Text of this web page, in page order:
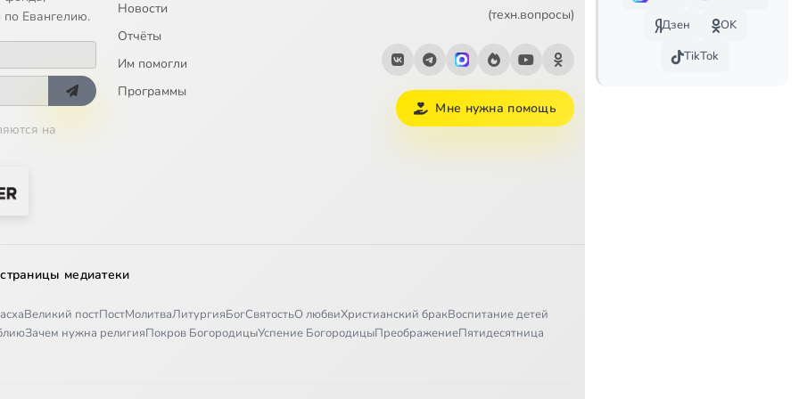
тем страшнее суд 1:51
1:57
1:09
молитвы, хвала и благодарность 1:58
за трудности
свою щедрость
Евангелию.
на
Новости
Отчёты
Им помогли
Программы
(техн.вопросы)
Мне нужна помощь
медиатеки
Великий постПостМолитваЛитургияБогСвятостьО любвиХристианский бракВоспитание детей
Зачем нужна религияПокров БогородицыУспение БогородицыПреображениеПятидесятница
Дзен
OK
TikTok